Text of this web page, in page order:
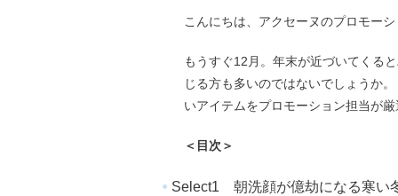
こんにちは、アクセーヌのプロモー
もうすぐ12月。年末が近づいてくる
じる方も多いのではないでしょうか
いアイテムをプロモーション担当が
＜目次＞
Select1 朝洗顔が億劫になる寒い